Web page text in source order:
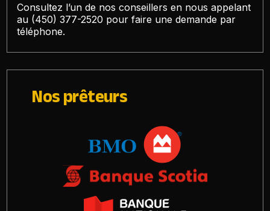
Consultez l’un de nos conseillers en nous appelant
au (450) 377-2520 pour faire une demande par
téléphone.
Nos prêteurs